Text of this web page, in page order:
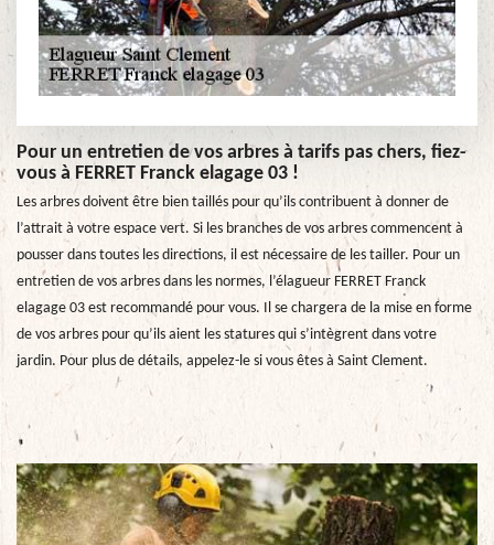
Pour un entretien de vos arbres à tarifs pas chers, fiez-
vous à FERRET Franck elagage 03 !
Les arbres doivent être bien taillés pour qu’ils contribuent à donner de
l’attrait à votre espace vert. Si les branches de vos arbres commencent à
pousser dans toutes les directions, il est nécessaire de les tailler. Pour un
entretien de vos arbres dans les normes, l’élagueur FERRET Franck
elagage 03 est recommandé pour vous. Il se chargera de la mise en forme
de vos arbres pour qu’ils aient les statures qui s’intègrent dans votre
jardin. Pour plus de détails, appelez-le si vous êtes à Saint Clement.